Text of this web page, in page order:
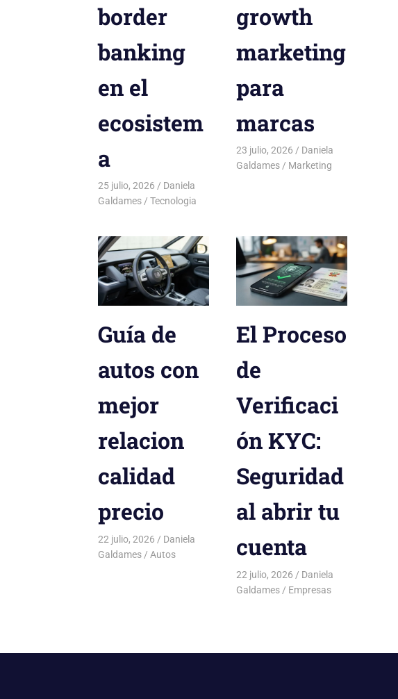
border
banking
en el
ecosistem
a
25 julio, 2026
Daniela
Galdames
Tecnologia
growth
marketing
para
marcas
23 julio, 2026
Daniela
Galdames
Marketing
Guía de
autos con
mejor
relacion
calidad
precio
22 julio, 2026
Daniela
Galdames
Autos
El Proceso
de
Verificaci
ón KYC:
Seguridad
al abrir tu
cuenta
22 julio, 2026
Daniela
Galdames
Empresas